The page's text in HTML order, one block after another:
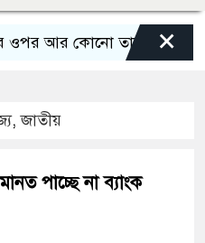
কোনো তাবেদারি চলবে না-
×
,জাতীয়
পাচ্ছে না ব্যাংক